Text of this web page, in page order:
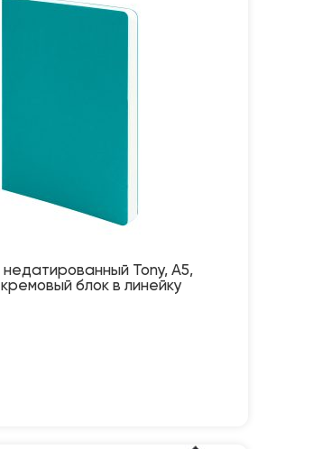
недатированный Tony, А5,
блок в линейку